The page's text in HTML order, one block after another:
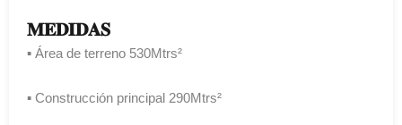
𝐌𝐄𝐃𝐈𝐃𝐀𝐒
▪️ Área de terreno 530Mtrs²
▪️ Construcción principal 290Mtrs²